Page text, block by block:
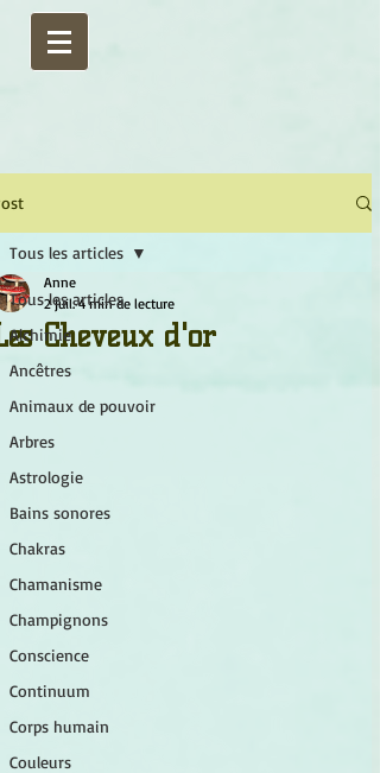
Tous les articles
Alchimie
Ancêtres
Animaux de pouvoir
Arbres
Astrologie
Bains sonores
Chakras
Chamanisme
Champignons
Conscience
Continuum
Corps humain
Couleurs
Tous les articles
Cheveux d'or
Anne
2 juil. 4 min de lecture